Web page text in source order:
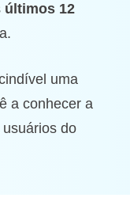
últimos 12
uma
a conhecer a
usuários do